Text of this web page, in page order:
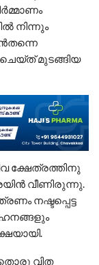
നിന്നും
മുടങ്ങിയ
ക്ഷേത്രത്തിനു
വീണിരുന്നു.
നഷ്ടപ്പെട്ട
വിത